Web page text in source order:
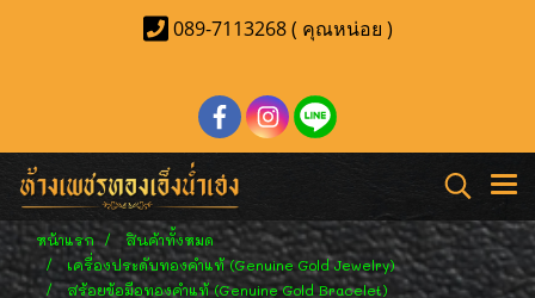
089-7113268 ( คุณหน่อย )
หน้าแรก
สินค้าทั้งหมด
เครื่องประดับทองคำแท้ (Genuine Gold Jewelry)
สร้อยข้อมือทองคำแท้ (Genuine Gold Bracelet)